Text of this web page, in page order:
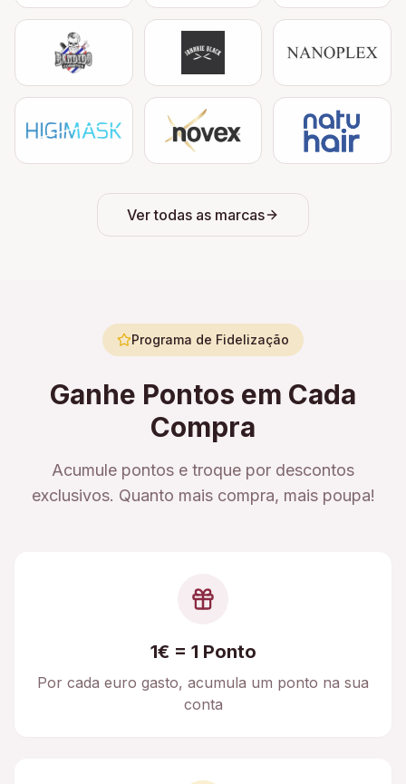
Ver todas as marcas
Programa de Fidelização
Ganhe Pontos em Cada
Compra
Acumule pontos e troque por descontos
exclusivos. Quanto mais compra, mais poupa!
1€ = 1 Ponto
Por cada euro gasto, acumula um ponto na sua
conta